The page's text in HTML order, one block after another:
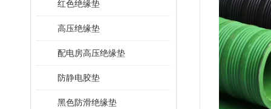
红色绝缘垫
高压绝缘垫
配电房高压绝缘垫
防静电胶垫
黑色防滑绝缘垫